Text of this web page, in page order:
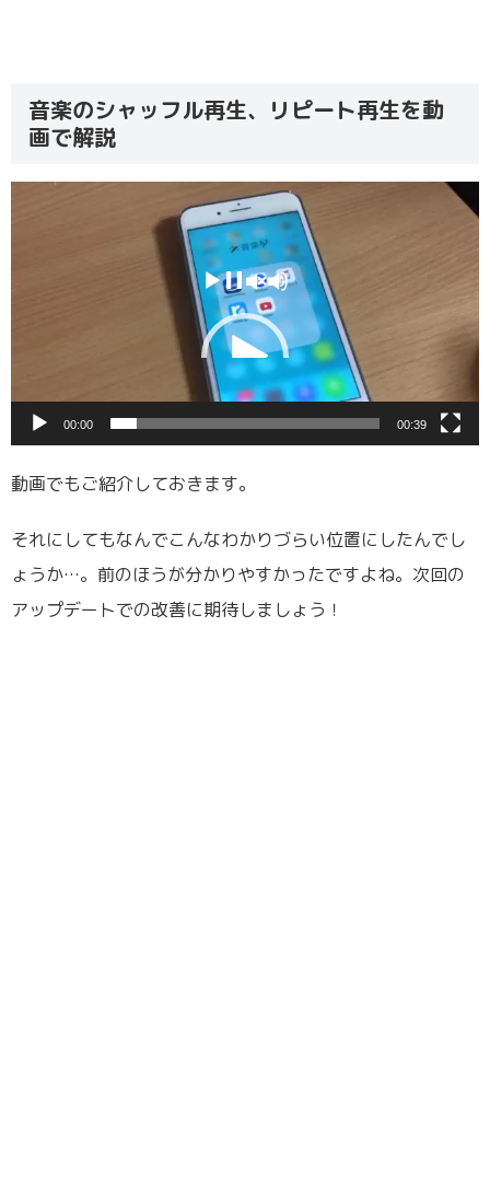
音楽のシャッフル再生、リピート再生を動
画で解説
ー
00:00 00:39
動画でもご紹介しておきます。
それにしてもなんでこんなわかりづらい位置にしたんでし
ょうか…。前のほうが分かりやすかったですよね。次回の
アップデートでの改善に期待しましょう！